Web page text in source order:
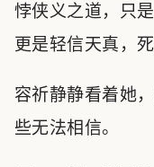
悖侠义之道，只
更是轻信天真，
容祈静静看着她
些无法相信。